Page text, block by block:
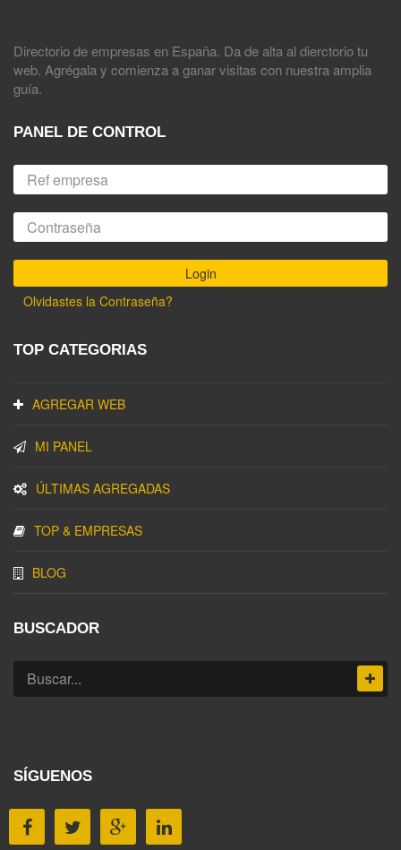
Directorio de empresas en España. Da de alta al dierctorio tu
web. Agrégala y comienza a ganar visitas con nuestra amplia
guía.
PANEL DE CONTROL
Olvidastes la Contraseña?
TOP CATEGORIAS
AGREGAR WEB
MI PANEL
ÚLTIMAS AGREGADAS
TOP & EMPRESAS
BLOG
BUSCADOR
SÍGUENOS